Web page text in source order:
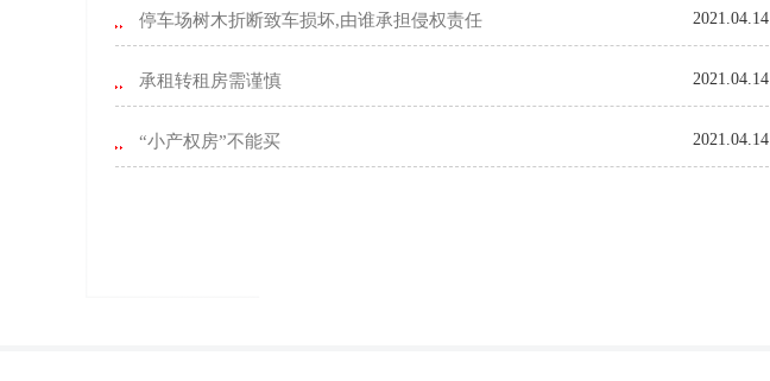
停车场树木折断致车损坏,由谁承担侵权责任 2021.04.14
承租转租房需谨慎 2021.04.14
“小产权房”不能买 2021.04.14